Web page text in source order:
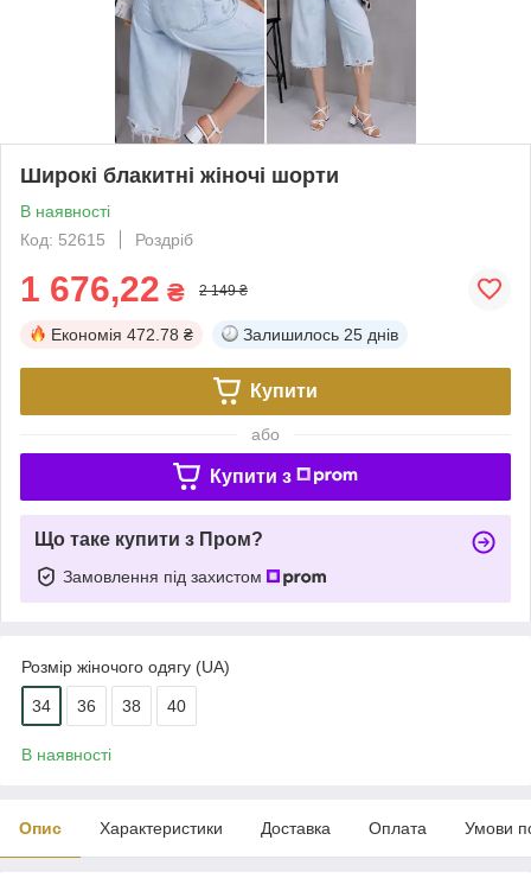
Широкі блакитні жіночі шорти
В наявності
Код: 52615
Роздріб
1 676,22 ₴ 2 149 ₴
Економія 472.78 ₴ Залишилось 25 днів
Купити
або
Купити з
Що таке купити з Пром?
Замовлення під захистом
Розмір жіночого одягу (UA)
34 36 38 40
В наявності
Опис Характеристики Доставка Оплата Умови